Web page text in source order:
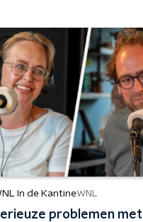
In de KantineWNL
problemen met